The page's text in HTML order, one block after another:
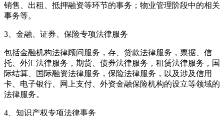
销售、出租、抵押融资等环节的事务；物业管理阶段中的相关
事务等。
3、金融、证券、保险专项法律服务
包括金融机构法律顾问服务，存、贷款法律服务，票据、信
托、外汇法律服务，期货、债券法律服务，租赁法律服务，国
际结算、国际融资法律服务，保险法律服务，以及涉及信用
卡、电子银行、网上支付、外资金融保险机构的设立等领域的
法律服务。
4、知识产权专项法律事务